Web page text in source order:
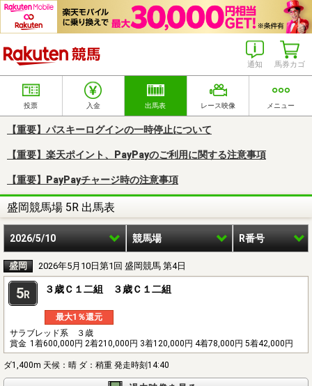
馬券カゴ
通知
投票 入金 出馬表 レース映像 メニュー
【重要】パスキーログインの一時停止について
【重要】楽天ポイント、PayPayのご利用に関する注意事項
【重要】PayPayチャージ時の注意事項
盛岡競馬場 5R 出馬表
2026/5/10 競馬場 R番号
盛岡 2026年5月10日第1回 盛岡競馬 第4日
5R ３歳Ｃ１二組 ３歳Ｃ１二組
最大1％還元
サラブレッド系 ３歳
賞金 1着600,000円 2着210,000円 3着120,000円 4着78,000円 5着42,000円
ダ1,400m 天候：晴 ダ：稍重 発走時刻14:40